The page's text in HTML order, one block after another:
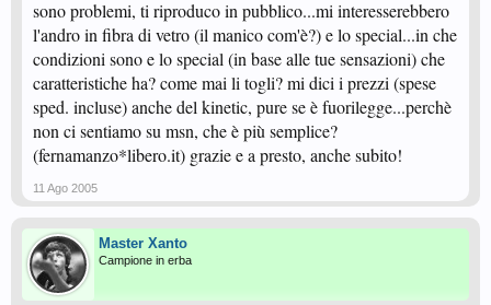
sono problemi, ti riproduco in pubblico...mi interesserebbero
l'andro in fibra di vetro (il manico com'è?) e lo special...in che
condizioni sono e lo special (in base alle tue sensazioni) che
caratteristiche ha? come mai li togli? mi dici i prezzi (spese
sped. incluse) anche del kinetic, pure se è fuorilegge...perchè
non ci sentiamo su msn, che è più semplice?
(fernamanzo*libero.it) grazie e a presto, anche subito!
11 Ago 2005
Master Xanto
Campione in erba